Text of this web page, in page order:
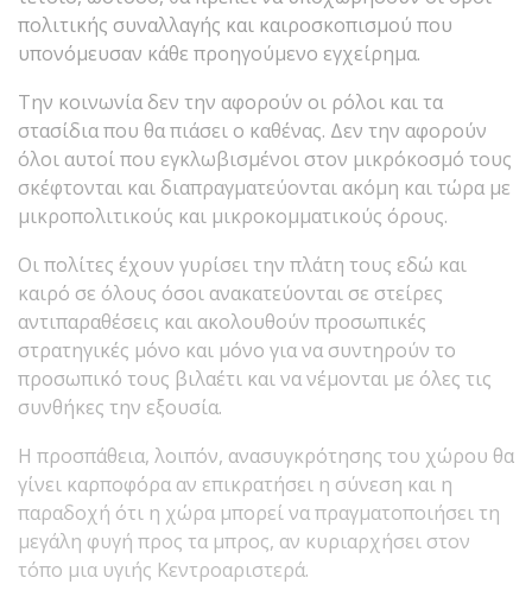
πολιτικής συναλλαγής και καιροσκοπισμού που
υπονόμευσαν κάθε προηγούμενο εγχείρημα.
Την κοινωνία δεν την αφορούν οι ρόλοι και τα
στασίδια που θα πιάσει ο καθένας. Δεν την αφορούν
όλοι αυτοί που εγκλωβισμένοι στον μικρόκοσμό τους
σκέφτονται και διαπραγματεύονται ακόμη και τώρα με
μικροπολιτικούς και μικροκομματικούς όρους.
Οι πολίτες έχουν γυρίσει την πλάτη τους εδώ και
καιρό σε όλους όσοι ανακατεύονται σε στείρες
αντιπαραθέσεις και ακολουθούν προσωπικές
στρατηγικές μόνο και μόνο για να συντηρούν το
προσωπικό τους βιλαέτι και να νέμονται με όλες τις
συνθήκες την εξουσία.
Η προσπάθεια, λοιπόν, ανασυγκρότησης του χώρου θα
γίνει καρποφόρα αν επικρατήσει η σύνεση και η
παραδοχή ότι η χώρα μπορεί να πραγματοποιήσει τη
μεγάλη φυγή προς τα μπρος, αν κυριαρχήσει στον
τόπο μια υγιής Κεντροαριστερά.